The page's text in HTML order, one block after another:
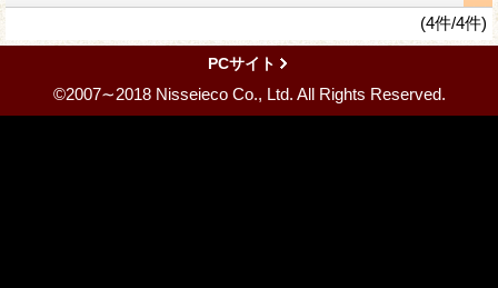
(4件/4件)
PCサイト
©2007∼2018 Nisseieco Co., Ltd. All Rights Reserved.